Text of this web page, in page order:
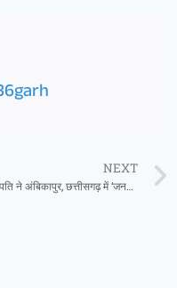
NEXT
राष्ट्रपति ने अंबिकापुर, छत्तीसगढ़ में ‘जनजातीय गौरव दिवस’ समारोह में गरिमामयी उपस्थिति दर्ज कराई